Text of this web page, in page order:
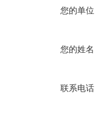
您的单位
您的姓名
联系电话